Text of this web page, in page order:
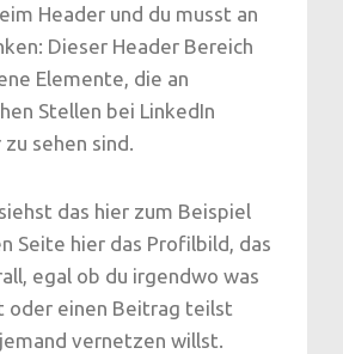
Header und du musst an
Dieser Header Bereich
Elemente, die an
Stellen bei LinkedIn
sehen sind.
das hier zum Beispiel
Seite hier das Profilbild, das
egal ob du irgendwo was
oder einen Beitrag teilst
vernetzen willst.